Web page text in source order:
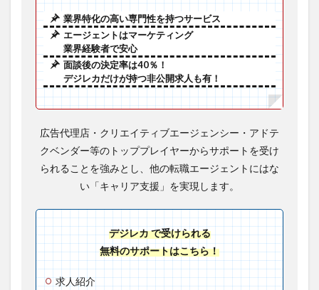
業界特化の高い専門性を持つサービス
エージェントはマーケティング
業界経験者で安心
面談後の決定率は40％！
デジレカだけが持つ非公開求人も有！
広告代理店・クリエイティブエージェンシー・アドテ
クベンダー等のトッププレイヤーからサポートを受け
られることを強みとし、他の転職エージェントにはな
い「キャリア支援」を実現します。
デジレカ で受けられる
無料のサポートはこちら！
求人紹介